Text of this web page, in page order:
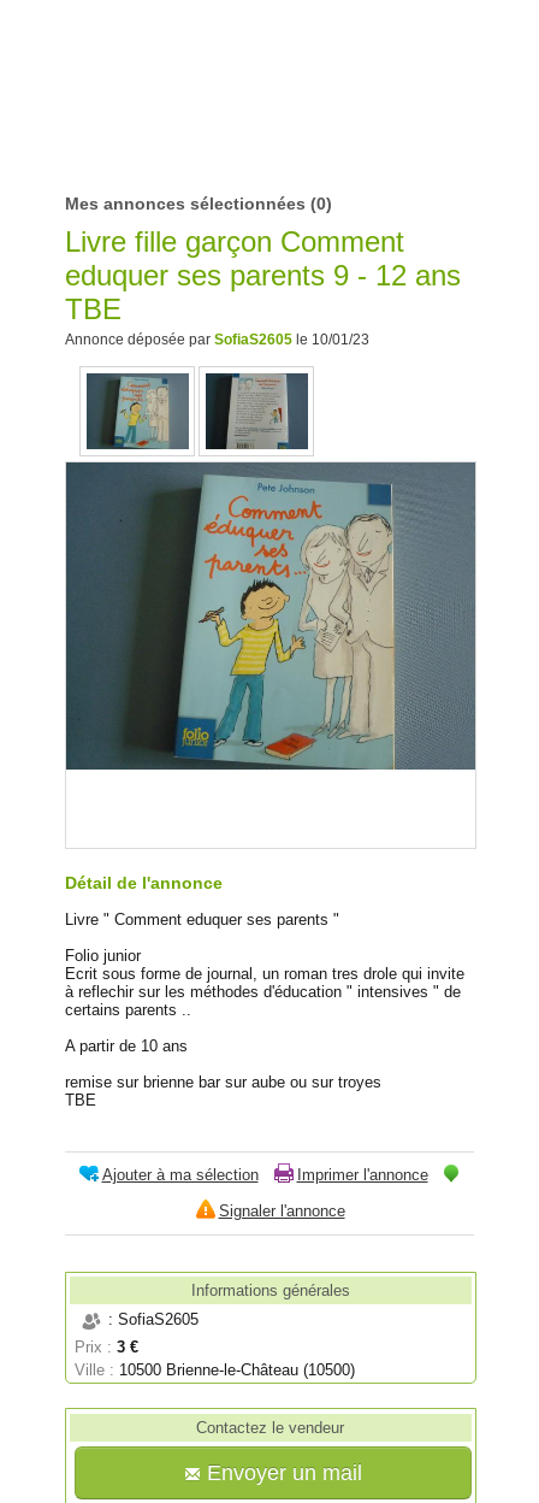
Mes annonces sélectionnées (0)
Livre fille garçon Comment
eduquer ses parents 9 - 12 ans
TBE
Annonce déposée par SofiaS2605 le 10/01/23
Détail de l'annonce
Livre " Comment eduquer ses parents "
Folio junior
Ecrit sous forme de journal, un roman tres drole qui invite
à reflechir sur les méthodes d'éducation " intensives " de
certains parents ..
A partir de 10 ans
remise sur brienne bar sur aube ou sur troyes
TBE
Ajouter à ma sélection
Imprimer l'annonce
Signaler l'annonce
Informations générales
: SofiaS2605
Prix : 3 €
Ville : 10500 Brienne-le-Château (10500)
Contactez le vendeur
Envoyer un mail